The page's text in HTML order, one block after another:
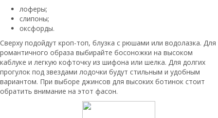
лоферы;
слипоны;
оксфорды.
Сверху подойдут кроп-топ, блузка с рюшами или водолазка. Для
романтичного образа выбирайте босоножки на высоком
каблуке и легкую кофточку из шифона или шелка. Для долгих
прогулок под звездами лодочки будут стильным и удобным
вариантом. При выборе джинсов для высоких ботинок стоит
обратить внимание на этот фасон.